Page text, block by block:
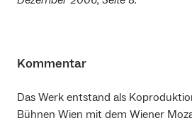
Kommentar
Das Werk entstand als
Bühnen Wien mit dem Wiener